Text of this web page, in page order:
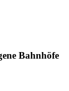
Bahnhöfe